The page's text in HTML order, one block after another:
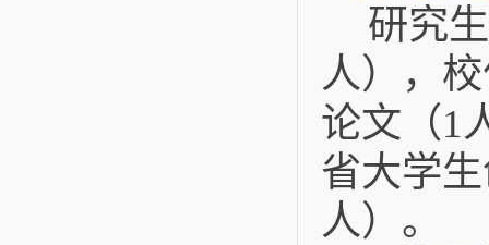
研究
人），
论文（1
省大学
人）。